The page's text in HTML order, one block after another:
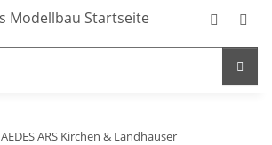
AEDES ARS Kirchen & Landhäuser